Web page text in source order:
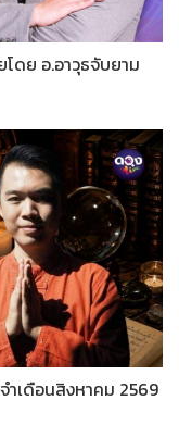
ดย อ.อาวุธจับยาม
ำเดือนสิงหาคม 2569